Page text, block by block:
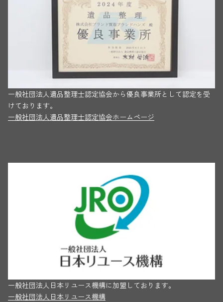
一般社団法人遺品整理士認定協会から優良事業所として認定を受
けております。
一般社団法人遺品整理士認定協会ホームページ
一般社団法人日本リユース機構に加盟しております。
一般社団法人日本リユース機構